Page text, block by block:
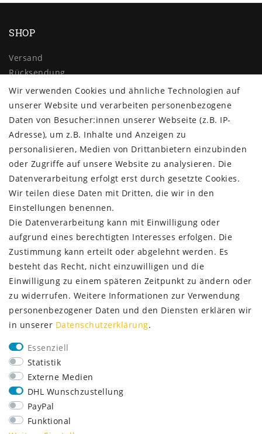
SHOP
Versand
Rücksendung
Widerrufs­recht
Impressum
Daten­schutz­erklärung
AGB
Kontakt
ZAHLUNG & VERSAND
SERVICE
Lieferung nur 2,95 €
Rücksendung kostenfrei
14 Tage Rückgaberecht
Kurze Lieferzeit
FOLGE UNS
Wir verwenden Cookies und ähnliche Technologien auf
unserer Website und verarbeiten personenbezogene
Daten von Besucher:innen unserer Webseite (z.B. IP-
Adresse), um z.B. Inhalte und Anzeigen zu
personalisieren, Medien von Drittanbietern einzubinden
oder Zugriffe auf unsere Website zu analysieren. Die
Datenverarbeitung erfolgt erst durch gesetzte Cookies.
Wir teilen diese Daten mit Dritten, die wir in den
Einstellungen benennen.
Die Datenverarbeitung kann mit Einwilligung oder
aufgrund eines berechtigten Interesses erfolgen. Die
Zustimmung kann erteilt oder abgelehnt werden. Es
besteht das Recht, nicht einzuwilligen und die
Einwilligung zu einem späteren Zeitpunkt zu ändern oder
zu widerrufen. Weitere Informationen zur Verwendung
personenbezogener Daten und den Diensten erklären wir
in unserer Daten­schutz­erklärung.
Essenziell
Statistik
Externe Medien
DHL Wunschzustellung
PayPal
Funktional